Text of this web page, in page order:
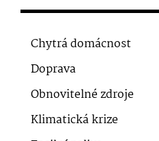
Chytrá domácnost
Doprava
Obnovitelné zdroje
Klimatická krize